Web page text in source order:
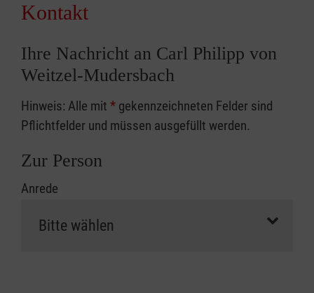
Kontakt
Ihre Nachricht an Carl Philipp von
Weitzel-Mudersbach
Hinweis: Alle mit * gekennzeichneten Felder sind
Pflichtfelder und müssen ausgefüllt werden.
Zur Person
Anrede